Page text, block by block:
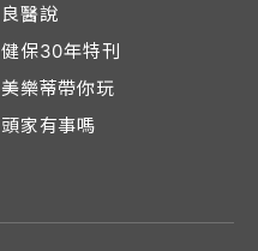
良醫說
健保30年特刊
美樂蒂帶你玩
頭家有事嗎